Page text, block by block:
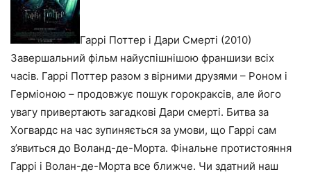
Гаррі Поттер і Дари Смерті (2010)
Завершальний фільм найуспішнішою франшизи всіх
часів. Гаррі Поттер разом з вірними друзями – Роном і
Герміоною – продовжує пошук горокраксів, але його
увагу привертають загадкові Дари смерті. Битва за
Хогвардс на час зупиняється за умови, що Гаррі сам
з’явиться до Воланд-де-Морта. Фінальне протистояння
Гаррі і Волан-де-Морта все ближче. Чи здатний наш